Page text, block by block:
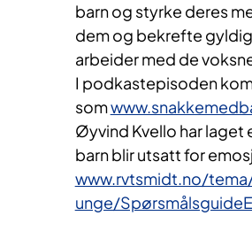
barn og styrke deres
dem og bekrefte
arbeider med de
I podkastepisoden
som
Øyvind Kvello har laget
barn blir utsatt for
www.rvtsmidt.no/
unge/